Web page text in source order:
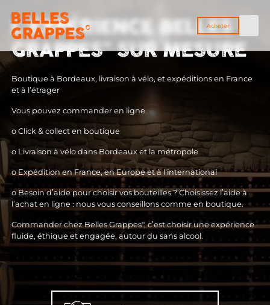
content
Acheter
L’EXPÉRIENCE BELLES
GRAPPES" SUR MESURE
Boutique à Bordeaux, livraison à vélo, et expéditions en France
et à l’étrager
Vous pouvez commander en ligne
o Click & collect en boutique
o Livraison à vélo dans Bordeaux et la métropole
o Expédition en France, en Europe et à l’international
o Besoin d’aide pour choisir vos bouteilles ? Choisissez l’aide à
l’achat en ligne : nous vous conseillons comme en boutique.
Commander chez Belles Grappes°, c’est choisir une expérience
fluide, éthique et engagée, autour du sans alcool.